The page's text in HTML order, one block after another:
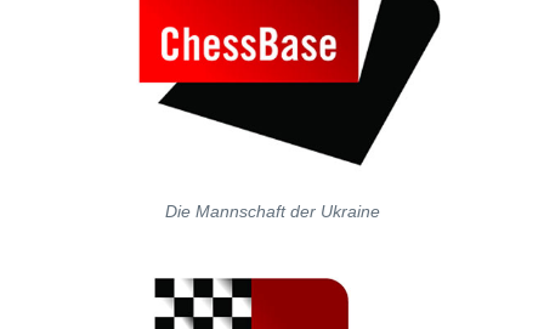
Die Mannschaft der Ukraine